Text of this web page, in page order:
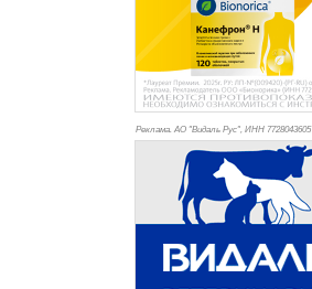
Реклама. АО "Видаль Рус", ИНН 7728043605